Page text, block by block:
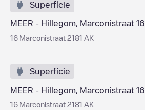
Superfície
MEER - Hillegom, Marconistraat 16
16 Marconistraat 2181 AK
Superfície
MEER - Hillegom, Marconistraat 16
16 Marconistraat 2181 AK